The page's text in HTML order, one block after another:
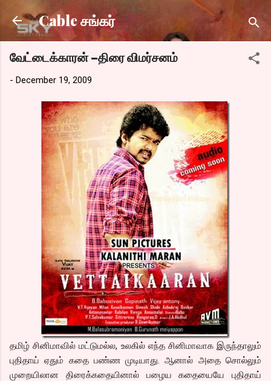
Skip to main content
Cable சங்கர்
வேட்டைக்காரன் –திரை விமர்சனம்
- December 19, 2009
தமிழ் சினிமாவில் மட்டுமல்ல, உலகில் எந்த சினிமாவாக இருந்தாலும்
புதிதாய் ஏதும் கதை பண்ண முடியாது. ஆனால் அதை சொல்லும்
முறையிலான திரைக்கதையினால் பழைய கதையையே புதிதாய்